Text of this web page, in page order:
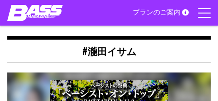
Skip
content
プランのご案内
#瀧田イサム